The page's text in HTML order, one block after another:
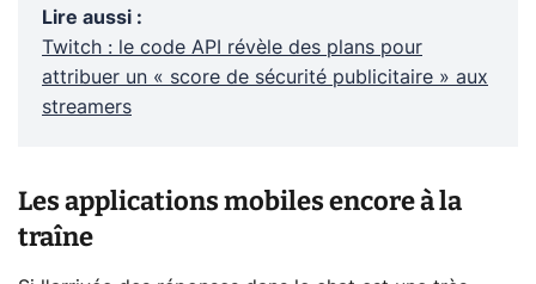
Lire aussi :
Twitch : le code API révèle des plans pour
attribuer un « score de sécurité publicitaire » aux
streamers
Les applications mobiles encore à la
traîne